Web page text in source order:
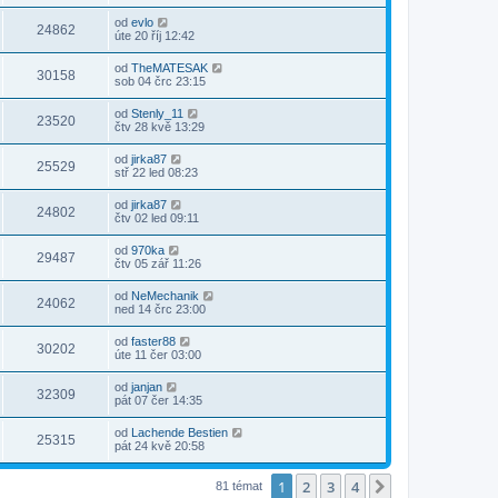
24862 od evlo
úte 20 říj 12:42
30158 od TheMATESAK
sob 04 črc 23:15
23520 od Stenly_11
čtv 28 kvě 13:29
25529 od jirka87
stř 22 led 08:23
24802 od jirka87
čtv 02 led 09:11
29487 od 970ka
čtv 05 zář 11:26
24062 od NeMechanik
ned 14 črc 23:00
30202 od faster88
úte 11 čer 03:00
32309 od janjan
pát 07 čer 14:35
25315 od Lachende Bestien
pát 24 kvě 20:58
81 témat 1 2 3 4